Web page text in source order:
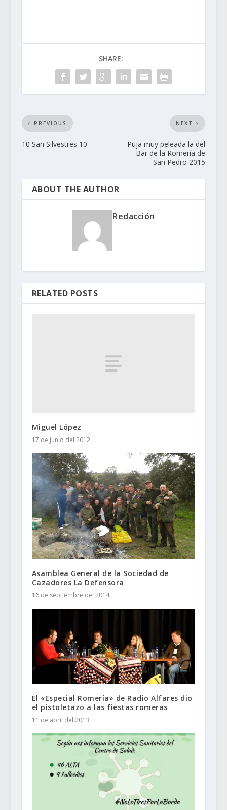
SHARE:
PREVIOUS
10 San Silvestres 10
NEXT
Puja muy peleada la del
Bar de la Romería de
San Pedro 2015
ABOUT THE AUTHOR
Redacción
RELATED POSTS
Miguel López
17 de junio del 2012
Asamblea General de la Sociedad de
Cazadores La Defensora
16 de septiembre del 2014
El «Especial Romería» de Radio Alfares dio
el pistoletazo a las fiestas romeras
11 de abril del 2013